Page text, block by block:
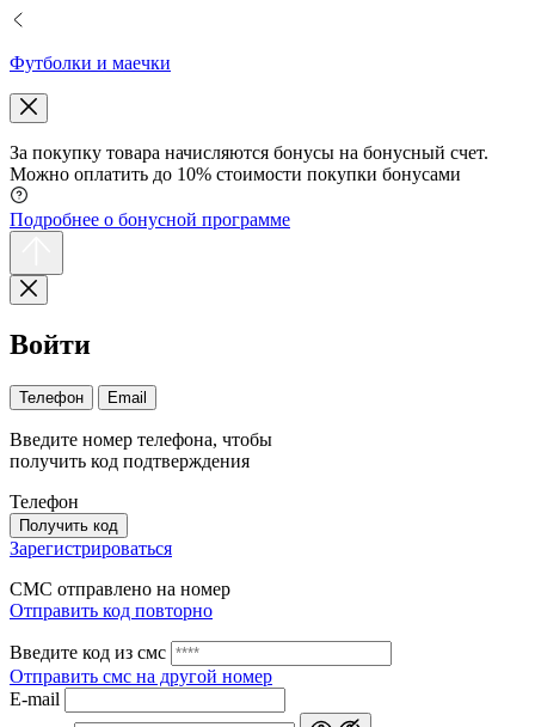
Футболки и маечки
За покупку товара начисляются бонусы на бонусный счет.
Можно оплатить до 10% стоимости покупки бонусами
Подробнее о бонусной программе
Войти
Телефон Email
Введите номер телефона, чтобы
получить код подтверждения
Телефон
Получить код
Зарегистрироваться
СМС отправлено на номер
Отправить код повторно
Введите код из смс
Отправить смс на другой номер
Е-mail